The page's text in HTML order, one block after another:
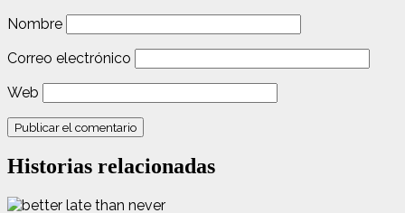
Nombre
Correo electrónico
Web
Historias relacionadas